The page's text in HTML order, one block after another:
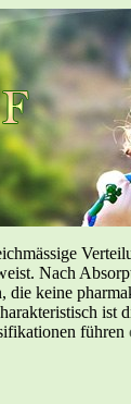
Nach
keine
führen